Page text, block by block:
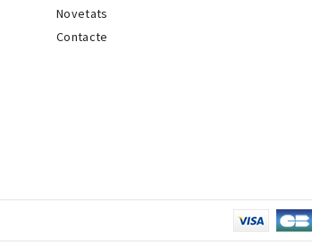
Novetats
Contacte